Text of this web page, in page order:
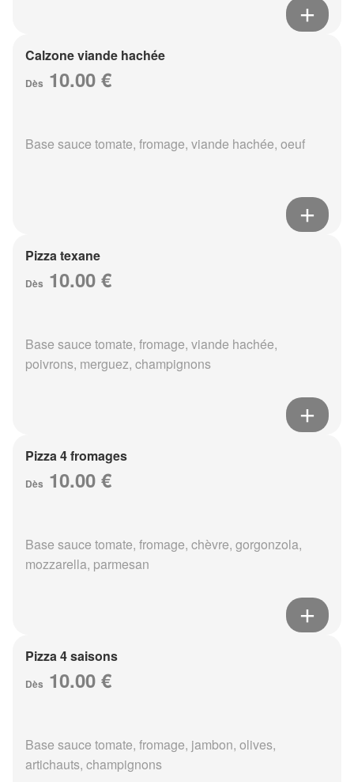
Calzone viande hachée
Dès 10.00 €
Base sauce tomate, fromage, viande hachée, oeuf
Pizza texane
Dès 10.00 €
Base sauce tomate, fromage, viande hachée,
poivrons, merguez, champignons
Pizza 4 fromages
Dès 10.00 €
Base sauce tomate, fromage, chèvre, gorgonzola,
mozzarella, parmesan
Pizza 4 saisons
Dès 10.00 €
Base sauce tomate, fromage, jambon, olives,
artichauts, champignons